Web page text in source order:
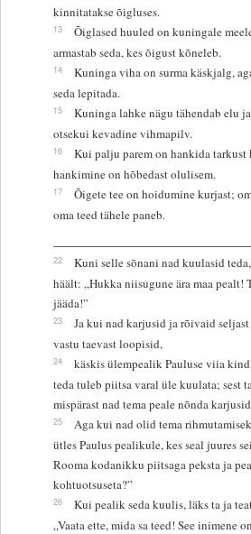
kinnitatakse õigluses.
13
Õiglased huuled on kuningale
armastab seda, kes õigust kõneleb.
14
Kuninga viha on surma käskjalg,
seda lepitada.
15
Kuninga lahke nägu tähendab elu
otsekui kevadine vihmapilv.
16
Kui palju parem on hankida tarkust
hankimine on hõbedast olulisem.
17
Õigete tee on hoidumine kurjast;
oma teed tähele paneb.
22
Kuni selle sõnani nad kuulasid
häält: „Hukka niisugune ära maa pealt!
jääda!”
23
Ja kui nad karjusid ja rõivaid
vastu taevast loopisid,
24
käskis ülempealik Pauluse viia
teda tuleb piitsa varal üle kuulata; sest
mispärast nad tema peale nõnda
25
Aga kui nad olid tema
ütles Paulus pealikule, kes seal juures
Rooma kodanikku piitsaga peksta ja
kohtuotsuseta?”
26
Kui pealik seda kuulis, läks ta ja
„Vaata ette, mida sa teed! See inimene